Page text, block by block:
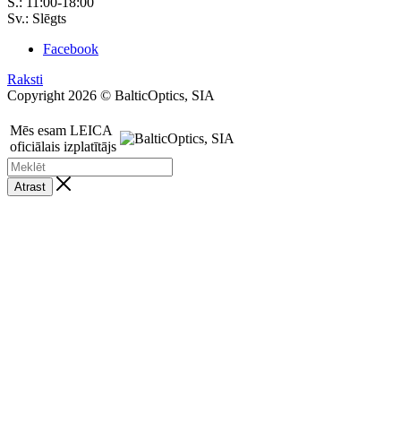
Sv.: Slēgts
Facebook
Raksti
Copyright 2026 © BalticOptics, SIA
Mēs esam LEICA
oficiālais izplatītājs
Atrast